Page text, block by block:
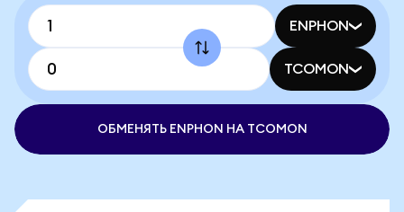
ENPHON
TCOMON
ОБМЕНЯТЬ ENPHON НА TCOMON